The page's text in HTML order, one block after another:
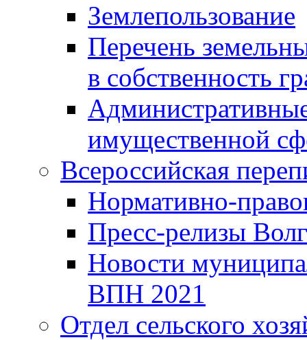
Землепользование
Перечень
в собственность
имущественной
Всероссийская
Нормативно-
Пресс-релизы
Новости
ВПН 2021
Отдел сельского